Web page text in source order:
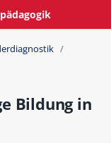
/
Bildung in